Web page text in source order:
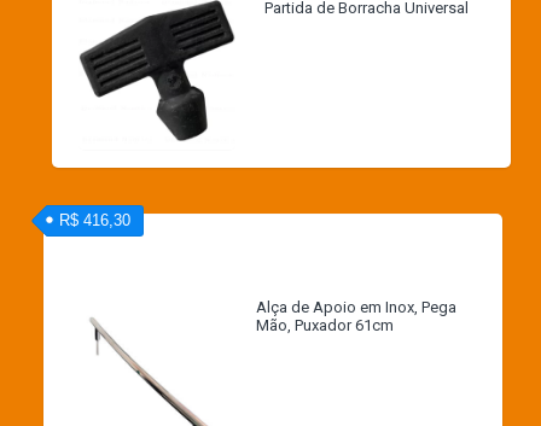
Partida de Borracha Universal
Alça de Apoio em Inox, Pega
Mão, Puxador 61cm
R$ 416,30